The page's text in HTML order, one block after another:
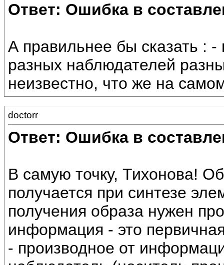
Ответ: Ошибка в
А правильнее бы сказать :
разных наблюдателей
неизвестно, что же на
doctorr
Ответ: Ошибка в
В самую точку, Тихонова!
получается при синтезе
получения образа нужен
информация - это
- производное от